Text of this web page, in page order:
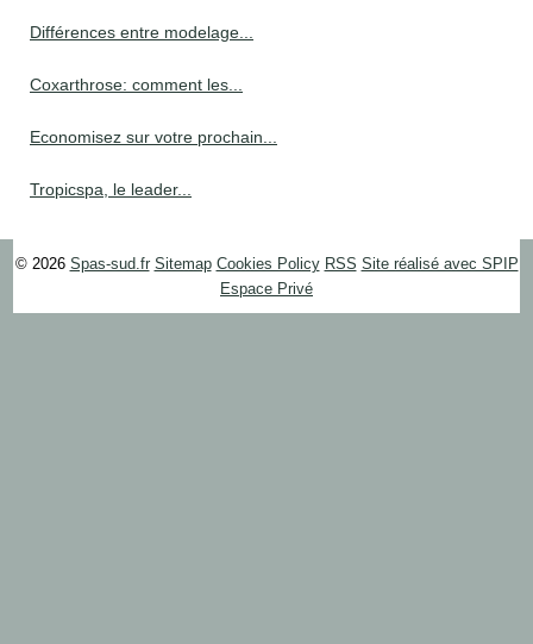
Différences entre modelage...
Coxarthrose: comment les...
Economisez sur votre prochain...
Tropicspa, le leader...
© 2026 Spas-sud.fr Sitemap Cookies Policy RSS Site réalisé avec SPIP
Espace Privé